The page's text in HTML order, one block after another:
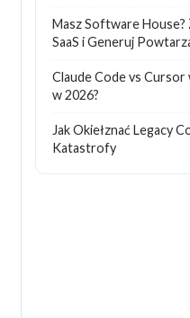
Masz Software
SaaS i Generuj
Claude Code vs
w 2026?
Jak Okiełznać Legacy
Katastrofy